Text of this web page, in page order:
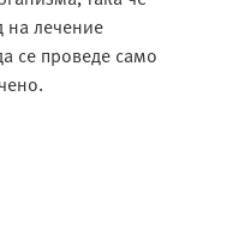
на лечение
се проведе само